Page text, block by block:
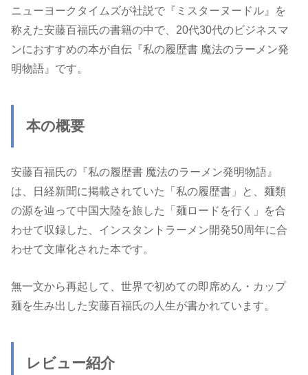
ニューヨークタイムズが社説で『ミスターヌードル』を
称えた安藤百福氏の書籍の中で、20代30代のビジネスマ
ンにおすすめの本が自伝『私の履歴書 魔法のラーメン発
明物語』です。
本の概要
安藤百福氏の『私の履歴書 魔法のラーメン発明物語』
は、日経新聞に掲載されていた「私の履歴書」と、麺類
の源を辿って中国大陸を旅した「麺ロードを行く」を合
わせて収録した、インスタントラーメン開発50周年に合
わせて文庫化された本です。
無一文から再起して、世界で初めての即席めん・カップ
麺を生み出した安藤百福氏の人生が書かれています。
レビュー紹介